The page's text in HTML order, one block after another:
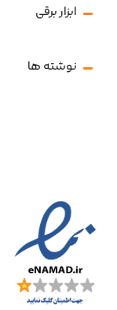
ابزار برقی
نوشته ها